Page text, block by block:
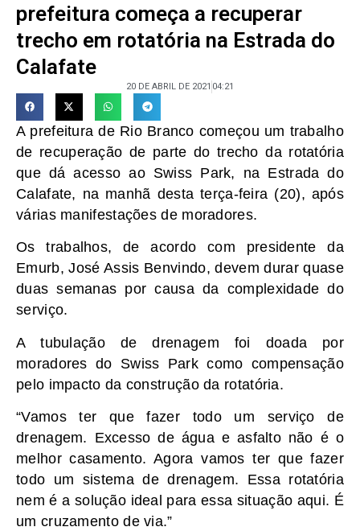
prefeitura começa a recuperar
trecho em rotatória na Estrada do
Calafate
20 DE ABRIL DE 2021 04:21
A prefeitura de Rio Branco começou um trabalho
de recuperação de parte do trecho da rotatória
que dá acesso ao Swiss Park, na Estrada do
Calafate, na manhã desta terça-feira (20), após
várias manifestações de moradores.
Os trabalhos, de acordo com presidente da
Emurb, José Assis Benvindo, devem durar quase
duas semanas por causa da complexidade do
serviço.
A tubulação de drenagem foi doada por
moradores do Swiss Park como compensação
pelo impacto da construção da rotatória.
“Vamos ter que fazer todo um serviço de
drenagem. Excesso de água e asfalto não é o
melhor casamento. Agora vamos ter que fazer
todo um sistema de drenagem. Essa rotatória
nem é a solução ideal para essa situação aqui. É
um cruzamento de via.”